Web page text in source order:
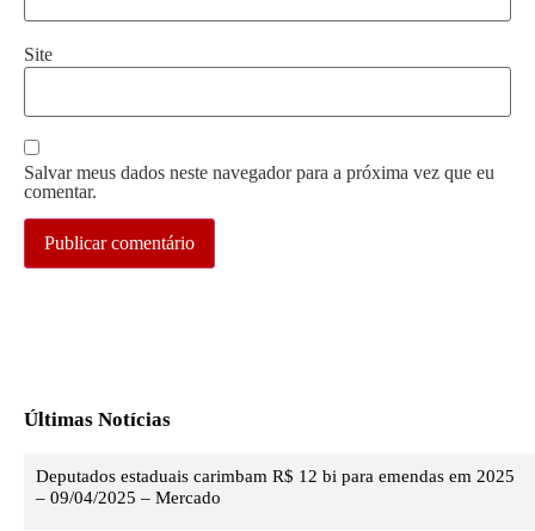
Site
Salvar meus dados neste navegador para a próxima vez que eu
comentar.
Últimas Notícias
Deputados estaduais carimbam R$ 12 bi para emendas em 2025
– 09/04/2025 – Mercado